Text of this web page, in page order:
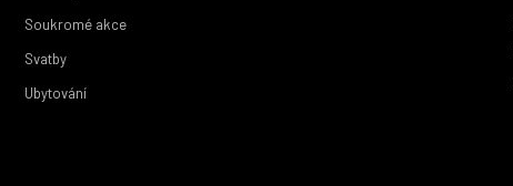
Soukromé akce
Svatby
Ubytování